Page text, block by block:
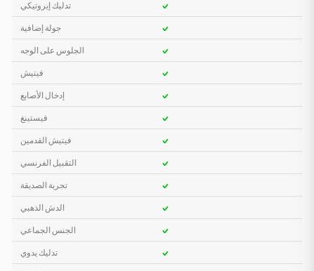
تدليك إيروتيكي
جولة إضافية
الجلوس على الوجه
فيتيش
إدخال الأصابع
فيستينغ
فيتيش القدمين
التقبيل الفرنسي
تجربة الصديقة
الدش الذهبي
الجنس الجماعي
تدليك يدوي